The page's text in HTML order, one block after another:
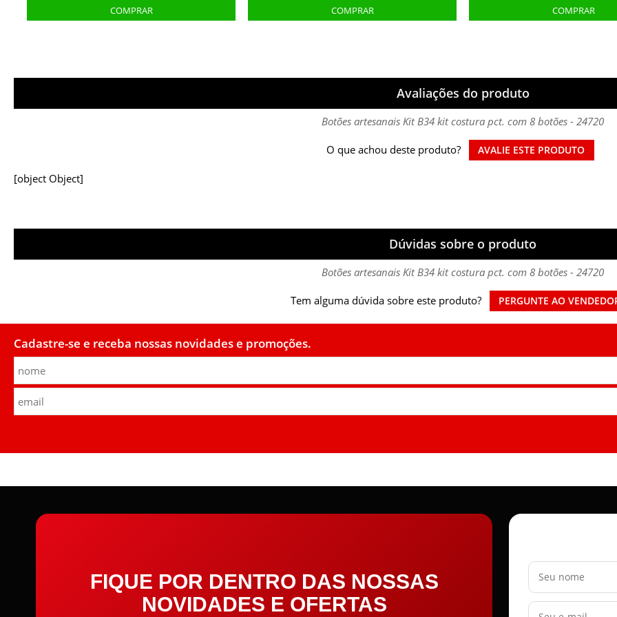
Avaliações do produto
Botões artesanais Kit B34 kit costura pct. com 8 botões - 24720
O que achou deste produto? AVALIE ESTE PRODUTO
[object Object]
Dúvidas sobre o produto
Botões artesanais Kit B34 kit costura pct. com 8 botões - 24720
Tem alguma dúvida sobre este produto? PERGUNTE AO
Cadastre-se e receba nossas novidades e promoções.
FIQUE POR DENTRO DAS NOSSAS
NOVIDADES E OFERTAS
Seu nome
Seu e-mail